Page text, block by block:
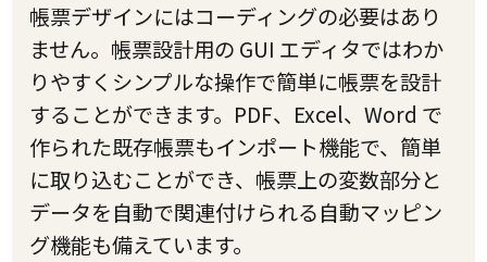
帳票デザインにはコーディングの必要はあり
ません。帳票設計用の GUI エディタではわか
りやすくシンプルな操作で簡単に帳票を設計
することができます。PDF、Excel、Word で
作られた既存帳票もインポート機能で、簡単
に取り込むことができ、帳票上の変数部分と
データを自動で関連付けられる自動マッピン
グ機能も備えています。